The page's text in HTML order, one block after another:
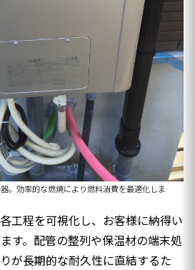
。効率的な燃焼により燃料消費を最適化しま
工程を可視化し、お客様に納得い
す。配管の整列や保温材の端末処
が長期的な耐久性に直結するた